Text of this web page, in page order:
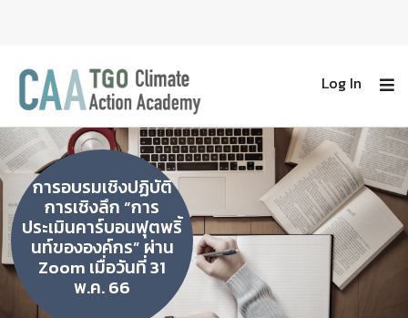
Log In
การอบรมเชิงปฏิบัติ
การเชิงลึก “การ
ประเมินคาร์บอนฟุตพริ้
นท์ขององค์กร” ผ่าน